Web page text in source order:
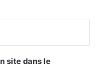
site dans le